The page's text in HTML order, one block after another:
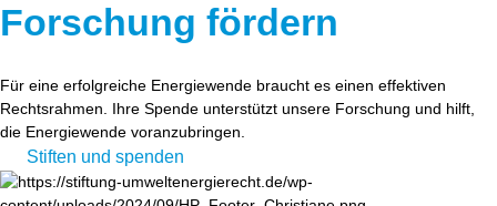
Forschung fördern
Für eine erfolgreiche Energiewende braucht es einen effektiven
Rechtsrahmen. Ihre Spende unterstützt unsere Forschung und hilft,
die Energiewende voranzubringen.
Stiften und spenden